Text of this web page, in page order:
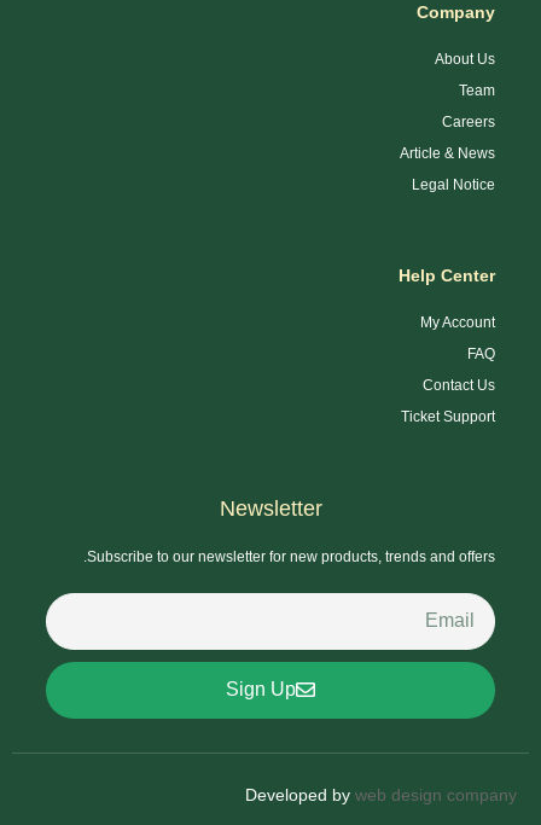
Company
About Us
Team
Careers
Article & News
Legal Notice
Help Center
My Account
FAQ
Contact Us
Ticket Support
Newsletter
Subscribe to our newsletter for new products, trends and offers.
Sign Up
Developed by web design company